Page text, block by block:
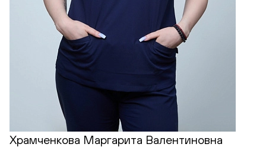
Храмченкова Маргарита Валентиновна